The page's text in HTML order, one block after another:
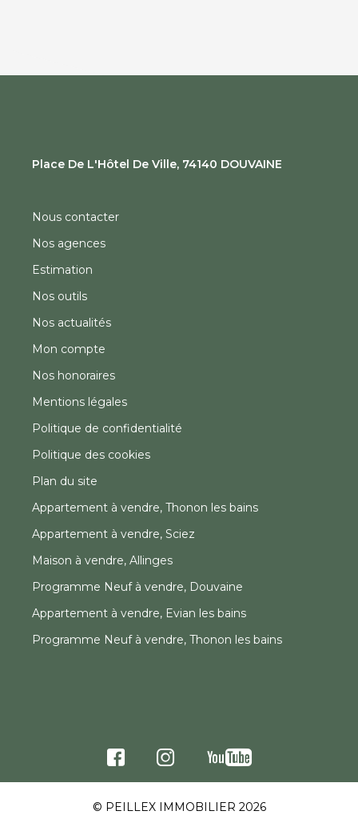
Place De L'Hôtel De Ville, 74140 DOUVAINE
Nous contacter
Nos agences
Estimation
Nos outils
Nos actualités
Mon compte
Nos honoraires
Mentions légales
Politique de confidentialité
Politique des cookies
Plan du site
Appartement à vendre, Thonon les bains
Appartement à vendre, Sciez
Maison à vendre, Allinges
Programme Neuf à vendre, Douvaine
Appartement à vendre, Evian les bains
Programme Neuf à vendre, Thonon les bains
© PEILLEX IMMOBILIER 2026